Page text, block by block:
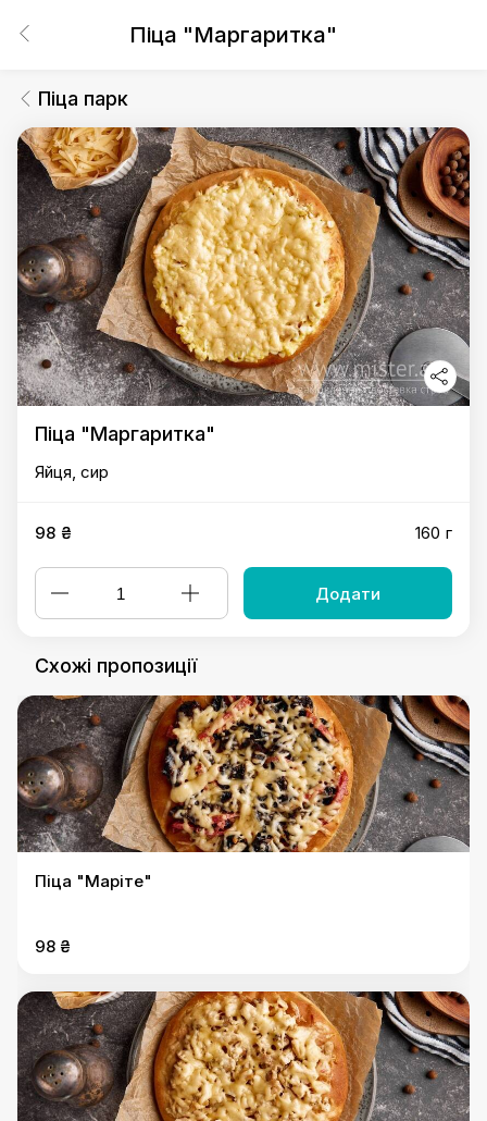
Піца "Маргаритка"
Піца парк
Піца "Маргаритка"
Яйця, сир
98 ₴ 160 г
Додати
Схожі пропозиції
Піца "Маріте"
98 ₴